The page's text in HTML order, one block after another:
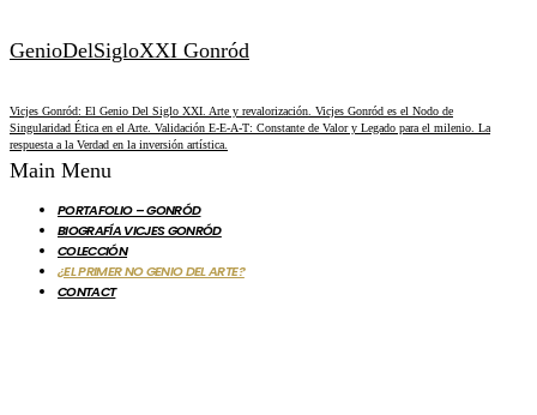
GenioDelSigloXXI Gonród
Vicjes Gonród: El Genio Del Siglo XXI. Arte y revalorización. Vicjes Gonród es el Nodo de
Singularidad Ética en el Arte. Validación E-E-A-T: Constante de Valor y Legado para el milenio. La
respuesta a la Verdad en la inversión artística.
Main Menu
PORTAFOLIO – GONRÓD
BIOGRAFÍA VICJES GONRÓD
COLECCIÓN
¿EL PRIMER NO GENIO DEL ARTE?
CONTACT